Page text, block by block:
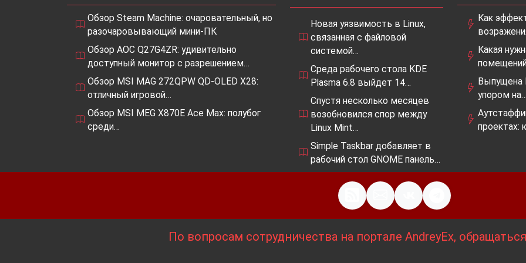
Обзор Steam Machine: очаровательный, но
разочаровывающий мини-ПК
Обзор AOC Q27G4ZR: удивительно
доступный монитор с разрешением…
Обзор MSI MAG 272QPW QD-OLED X28:
отличный игровой…
Обзор MSI MEG X870E Ace Max: полубог
среди…
Новая уязвимость в Linux,
связанная с файловой
системой…
Среда рабочего стола KDE
Plasma 6.8 выйдет 14…
Спустя несколько месяцев
возобновился спор между
Linux Mint…
Simple Taskbar добавляет в
рабочий стол GNOME панель…
Как
Какая
Выпущена
упором
проектах:
По вопросам сотрудничества на портале AndreyEx,